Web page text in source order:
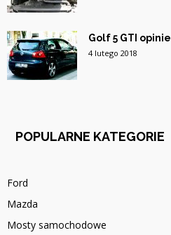
Golf 5 GTI opinie
4 lutego 2018
POPULARNE KATEGORIE
Ford
Mazda
Mosty samochodowe